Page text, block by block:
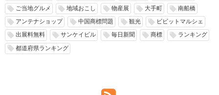
local_offer ご当地グルメ local_offer 地域おこし local_offer 物産展 local_offer 大手町 local_offer 南船橋
local_offer アンテナショップ local_offer 中国商標問題 local_offer 観光 local_offer ビビットマルシェ
local_offer 出展料無料 local_offer サンケイビル local_offer 毎日新聞 local_offer 商標 local_offer ランキング
local_offer 都道府県ランキング